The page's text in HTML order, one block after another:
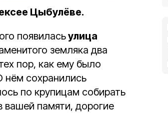
Цыбулёве.
появиласьулица
земляка два
пор, как ему было
нём сохранились
по крупицам собирать
вашей памяти, дорогие